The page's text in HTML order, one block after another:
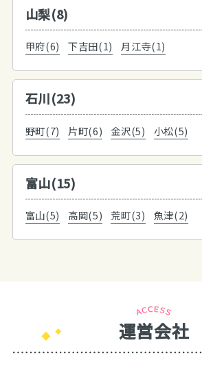
山梨(8)
甲府(6) 下吉田(1) 月江寺(1)
石川(23)
野町(7) 片町(6) 金沢(5) 小松(5)
富山(15)
富山(5) 高岡(5) 荒町(3) 魚津(2)
運営会社